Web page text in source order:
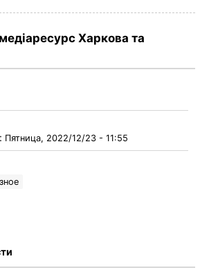
Харкова та
Пятница, 2022/12/23 - 11:55